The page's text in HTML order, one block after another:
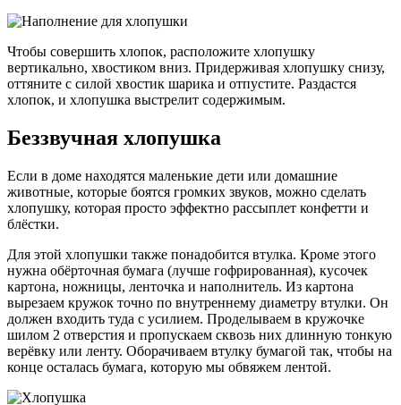
Чтобы совершить хлопок, расположите хлопушку
вертикально, хвостиком вниз. Придерживая хлопушку снизу,
оттяните с силой хвостик шарика и отпустите. Раздастся
хлопок, и хлопушка выстрелит содержимым.
Беззвучная хлопушка
Если в доме находятся маленькие дети или домашние
животные, которые боятся громких звуков, можно сделать
хлопушку, которая просто эффектно рассыплет конфетти и
блёстки.
Для этой хлопушки также понадобится втулка. Кроме этого
нужна обёрточная бумага (лучше гофрированная), кусочек
картона, ножницы, ленточка и наполнитель. Из картона
вырезаем кружок точно по внутреннему диаметру втулки. Он
должен входить туда с усилием. Проделываем в кружочке
шилом 2 отверстия и пропускаем сквозь них длинную тонкую
верёвку или ленту. Оборачиваем втулку бумагой так, чтобы на
конце осталась бумага, которую мы обвяжем лентой.